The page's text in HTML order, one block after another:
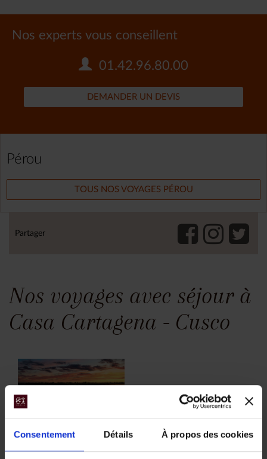
Consentement Détails À propos des cookies
Nos experts vous conseillent
01.42.96.80.00
DEMANDER UN DEVIS
Pérou
TOUS NOS VOYAGES PÉROU
Partager
Nos voyages avec séjour à
Casa Cartagena - Cusco